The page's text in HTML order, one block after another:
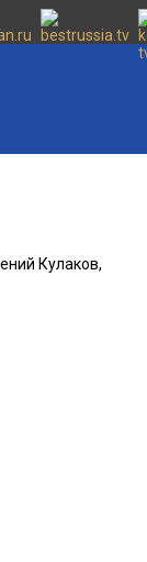
Кулаков,